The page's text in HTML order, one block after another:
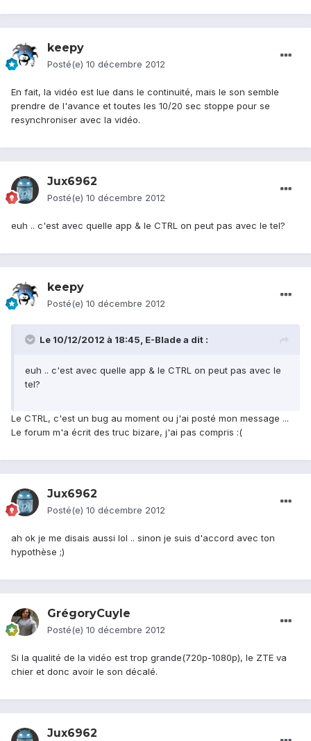
keepy
Posté(e) 10 décembre 2012
En fait, la vidéo est lue dans le continuité, mais le son semble
prendre de l'avance et toutes les 10/20 sec stoppe pour se
resynchroniser avec la vidéo.
Jux6962
Posté(e) 10 décembre 2012
euh .. c'est avec quelle app & le CTRL on peut pas avec le tel?
keepy
Posté(e) 10 décembre 2012
Le 10/12/2012 à 18:45, E-Blade a dit :
euh .. c'est avec quelle app & le CTRL on peut pas avec le
tel?
Le CTRL, c'est un bug au moment ou j'ai posté mon message ...
Le forum m'a écrit des truc bizare, j'ai pas compris :(
Jux6962
Posté(e) 10 décembre 2012
ah ok je me disais aussi lol .. sinon je suis d'accord avec ton
hypothèse ;)
GrégoryCuyle
Posté(e) 10 décembre 2012
Si la qualité de la vidéo est trop grande(720p-1080p), le ZTE va
chier et donc avoir le son décalé.
Jux6962